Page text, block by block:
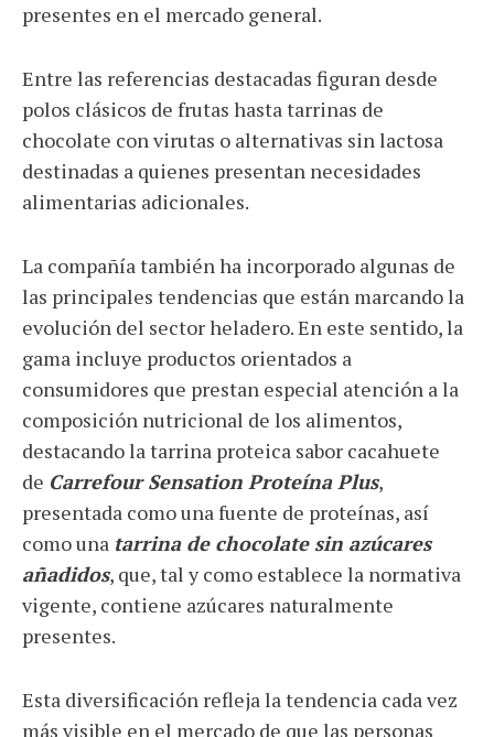
presentes en el mercado general.
Entre las referencias destacadas figuran desde
polos clásicos de frutas hasta tarrinas de
chocolate con virutas o alternativas sin lactosa
destinadas a quienes presentan necesidades
alimentarias adicionales.
La compañía también ha incorporado algunas de
las principales tendencias que están marcando la
evolución del sector heladero. En este sentido, la
gama incluye productos orientados a
consumidores que prestan especial atención a la
composición nutricional de los alimentos,
destacando la tarrina proteica sabor cacahuete
de Carrefour Sensation Proteína Plus,
presentada como una fuente de proteínas, así
como una tarrina de chocolate sin azúcares
añadidos, que, tal y como establece la normativa
vigente, contiene azúcares naturalmente
presentes.
Esta diversificación refleja la tendencia cada vez
más visible en el mercado de que las personas